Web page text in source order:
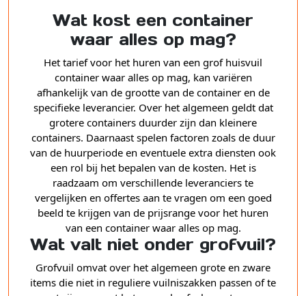
Wat kost een container
waar alles op mag?
Het tarief voor het huren van een grof huisvuil
container waar alles op mag, kan variëren
afhankelijk van de grootte van de container en de
specifieke leverancier. Over het algemeen geldt dat
grotere containers duurder zijn dan kleinere
containers. Daarnaast spelen factoren zoals de duur
van de huurperiode en eventuele extra diensten ook
een rol bij het bepalen van de kosten. Het is
raadzaam om verschillende leveranciers te
vergelijken en offertes aan te vragen om een goed
beeld te krijgen van de prijsrange voor het huren
van een container waar alles op mag.
Wat valt niet onder grofvuil?
Grofvuil omvat over het algemeen grote en zware
items die niet in reguliere vuilniszakken passen of te